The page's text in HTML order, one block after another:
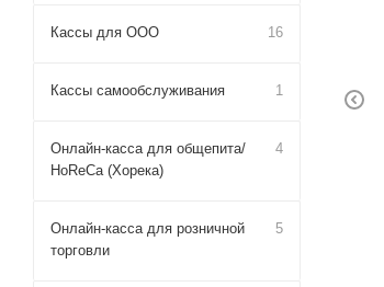
Кассы для ООО 16
Кассы самообслуживания 1
Онлайн-касса для общепита/
HoReCa (Хорека)
4
Онлайн-касса для розничной
торговли
5